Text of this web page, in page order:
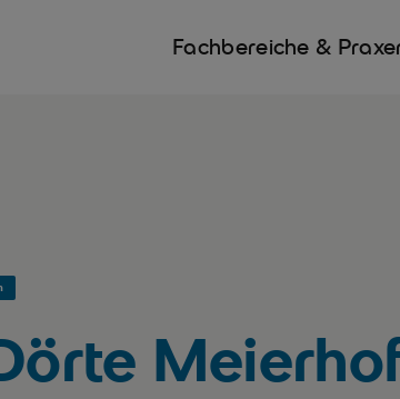
Fachbereiche &